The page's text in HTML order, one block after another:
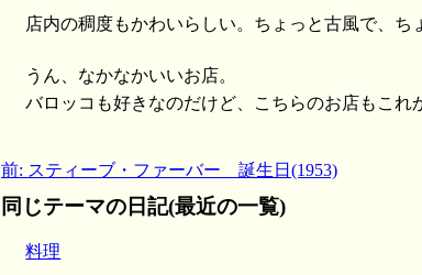
店内の稠度もかわいらしい。ちょっと古風で、ち
うん、なかなかいいお店。
バロッコも好きなのだけど、こちらのお店もこれ
前: スティーブ・ファーバー 誕生日(1953)
同じテーマの日記(最近の一覧)
料理